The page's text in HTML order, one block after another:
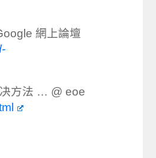
網上論壇
方法 … @ eoe